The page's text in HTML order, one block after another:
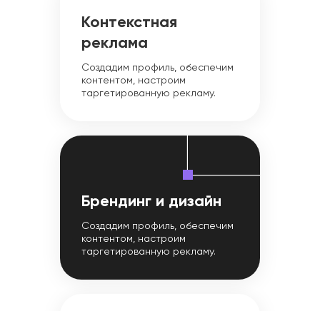
Контекстная
реклама
Создадим профиль, обеспечим
контентом, настроим
таргетированную рекламу.
Брендинг и дизайн
Создадим профиль, обеспечим
контентом, настроим
таргетированную рекламу.